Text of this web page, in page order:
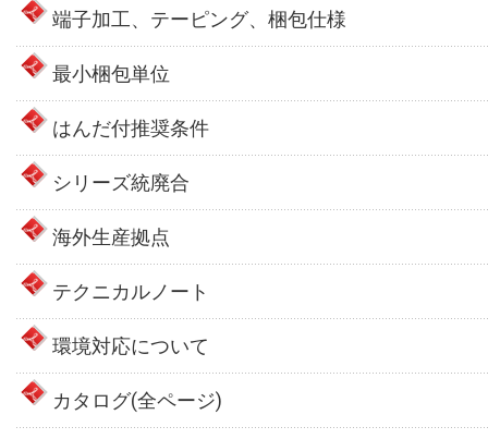
端子加工、テーピング、梱包仕様
最小梱包単位
はんだ付推奨条件
シリーズ統廃合
海外生産拠点
テクニカルノート
環境対応について
カタログ(全ページ)